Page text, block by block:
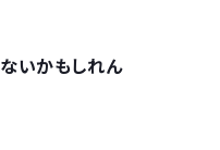
いかもしれん